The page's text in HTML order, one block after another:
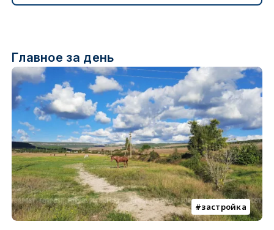
Главное за день
застройка